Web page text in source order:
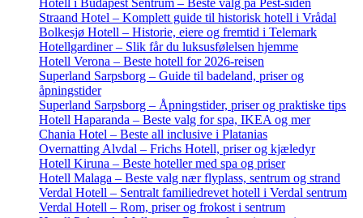
Straand Hotel – Komplett guide til historisk hotell i Vrådal
Bolkesjø Hotell – Historie, eiere og fremtid i Telemark
Hotellgardiner – Slik får du luksusfølelsen hjemme
Hotell Verona – Beste hotell for 2026-reisen
Superland Sarpsborg – Guide til badeland, priser og
åpningstider
Superland Sarpsborg – Åpningstider, priser og praktiske tips
Hotell Haparanda – Beste valg for spa, IKEA og mer
Chania Hotel – Beste all inclusive i Platanias
Overnatting Alvdal – Frichs Hotell, priser og kjæledyr
Hotell Kiruna – Beste hoteller med spa og priser
Hotell Malaga – Beste valg nær flyplass, sentrum og strand
Verdal Hotell – Sentralt familiedrevet hotell i Verdal sentrum
Verdal Hotell – Rom, priser og frokost i sentrum